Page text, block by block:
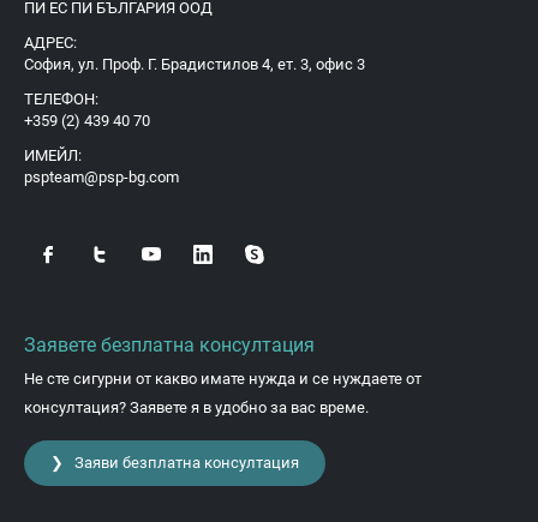
ПИ ЕС ПИ БЪЛГАРИЯ ООД
АДРЕС:
София, ул. Проф. Г. Брадистилов 4, ет. 3, офис 3
ТЕЛЕФОН:
+359 (2) 439 40 70
ИМЕЙЛ:
pspteam@psp-bg.com
Заявете безплатна консултация
Не сте сигурни от какво имате нужда и се нуждаете от
консултация? Заявете я в удобно за вас време.
❯ Заяви безплатна консултация